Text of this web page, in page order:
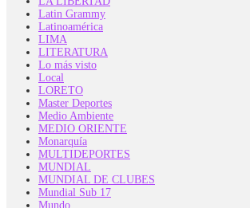
Latin Grammy
Latinoamérica
LIMA
LITERATURA
Lo más visto
Local
LORETO
Master Deportes
Medio Ambiente
MEDIO ORIENTE
Monarquía
MULTIDEPORTES
MUNDIAL
MUNDIAL DE CLUBES
Mundial Sub 17
Mundo